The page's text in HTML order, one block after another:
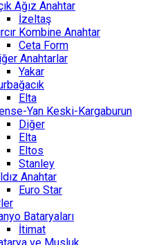
Ağız Anahtar
İzeltaş
Kombine Anahtar
Ceta Form
Anahtarlar
Yakar
Elta
Yan Keski-Kargaburun
Diğer
Elta
Eltos
Stanley
Anahtar
Euro Star
Bataryaları
İtimat